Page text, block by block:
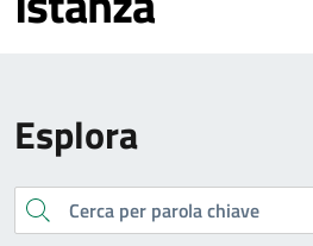
Esplora
Cerca